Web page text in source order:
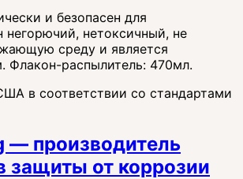
и безопасен для
негорючий, нетоксичный, не
среду и является
Флакон-распылитель: 470мл.
в соответствии со стандартами
— производитель
защиты от коррозии